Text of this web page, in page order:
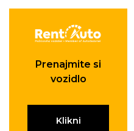
Prenajmite si
vozidlo
Klikni